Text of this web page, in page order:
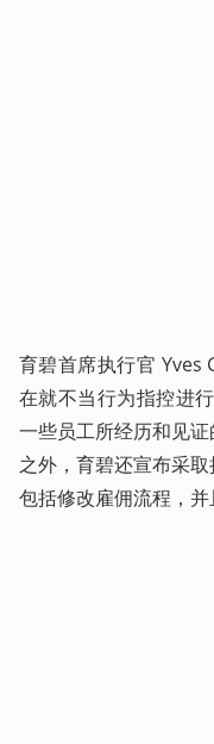
育碧首席执行官 Yves
在就不当行为指控进
一些员工所经历和见
之外，育碧还宣布采
包括修改雇佣流程，并